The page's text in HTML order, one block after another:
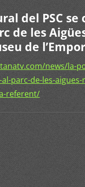
del PSC se
de les
de
news/la-
parc-de-les-
referent/